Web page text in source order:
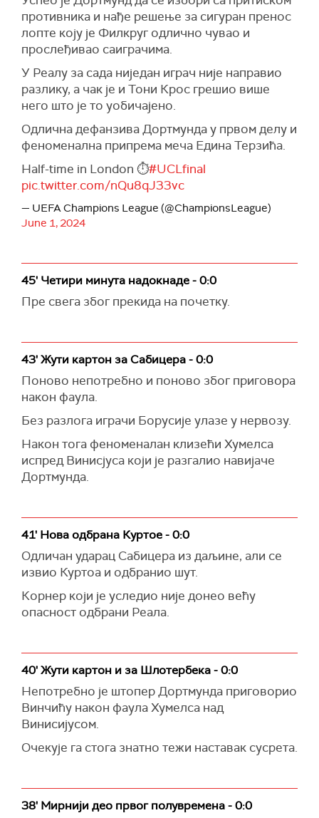
противника и нађе решење за сигуран пренос
лопте коју је Филкруг одлично чувао и
прослеђивао саиграчима.
У Реалу за сада ниједан играч није направио
разлику, а чак је и Тони Крос грешио више
него што је то уобичајено.
Одлична дефанзива Дортмунда у првом делу и
феноменална припрема меча Едина Терзића.
Half-time in London ⏱️#UCLfinal
pic.twitter.com/nQu8qJ33vc
— UEFA Champions League (@ChampionsLeague)
June 1, 2024
45' Четири минута надокнаде - 0:0
Пре свега због прекида на почетку.
43' Жути картон за Сабицера - 0:0
Поново непотребно и поново због приговора
након фаула.
Без разлога играчи Борусије улазе у нервозу.
Након тога феноменалан клизећи Хумелса
испред Винисјуса који је разгалио навијаче
Дортмунда.
41' Нова одбрана Куртое - 0:0
Одличан ударац Сабицера из даљине, али се
извио Куртоа и одбранио шут.
Корнер који је уследио није донео већу
опасност одбрани Реала.
40' Жути картон и за Шлотербека - 0:0
Непотребно је штопер Дортмунда приговорио
Винчићу након фаула Хумелса над
Винисијусом.
Очекује га стога знатно тежи наставак сусрета.
38' Мирнији део првог полувремена - 0:0